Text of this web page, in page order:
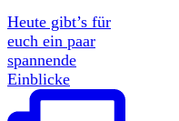
Heute gibt’s für
euch ein paar
spannende
Einblicke